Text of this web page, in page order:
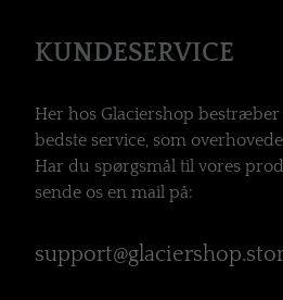
KUNDESERVICE
Her hos Glaciershop bestræber
bedste service, som
Har du spørgsmål til vores
sende os en mail på: